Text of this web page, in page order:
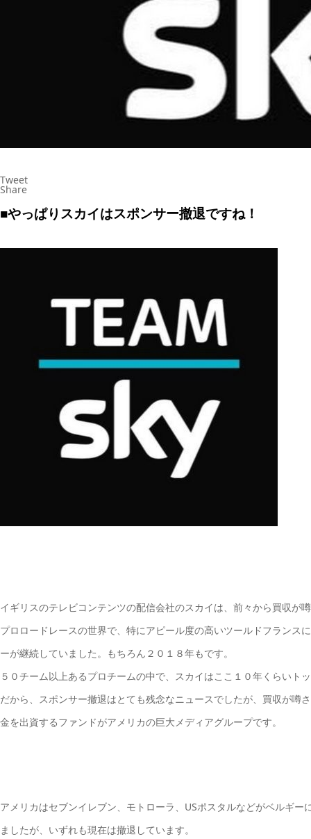
Tweet
Share
■やっぱりスカイはスポンサー撤退ですね！
イギリスのテレビコンテンツの配信会社のスカイは、前々から買収が
プロロードレースの世界で、特にアピール度の高いツールドフランス
ーが継続していました。もちろん２０１８年もです。
５０チーム以上あるプロチームの中で、スカイはここ１０年くらいト
だから、スポンサー撤退はとても残念なニュースでしたが、買収が噂
金を出資するファンドがアメリカの巨大メディアグループです。
アメリカはセブンイレブン、モトローラ、USポスタルなどがベルギ
ましたが、いずれも現在は撤退しています。